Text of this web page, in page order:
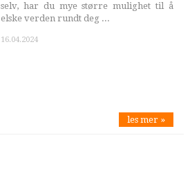
selv, har du mye større mulighet til å
elske verden rundt deg ...
16.04.2024
les mer »